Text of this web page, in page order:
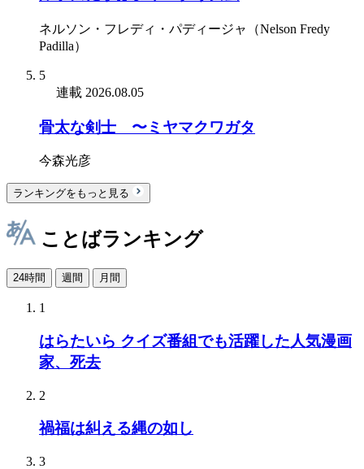
ネルソン・フレディ・パディージャ（Nelson Fredy
Padilla）
5
連載 2026.08.05
骨太な剣士 〜ミヤマクワガタ
今森光彦
ランキングをもっと見る
ことばランキング
24時間 週間 月間
1
はらたいら クイズ番組でも活躍した人気漫画
家、死去
2
禍福は糾える縄の如し
3